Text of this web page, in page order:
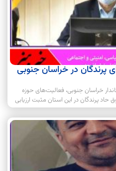
پرندگان در خراسان جنوبی
خراسان جنوبی، فعالیت‌های حوزه
حاد پرندگان در این استان مثبت ارزیابی